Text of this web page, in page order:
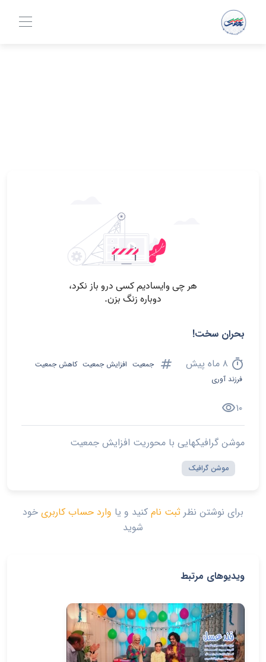
بحران سخت!
timer ۸ ماه پیش tag جمعیت افزایش جمعیت کاهش جمعیت
فرزند آوری
۱۰visibility
موشن گرافیکهایی با محوریت افزایش جمعیت
موشن گرافیک
برای نوشتن نظر ثبت نام کنید و یا وارد حساب کاربری خود
شوید
ویدیوهای مرتبط